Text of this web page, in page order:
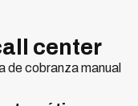
center
de cobranza manual